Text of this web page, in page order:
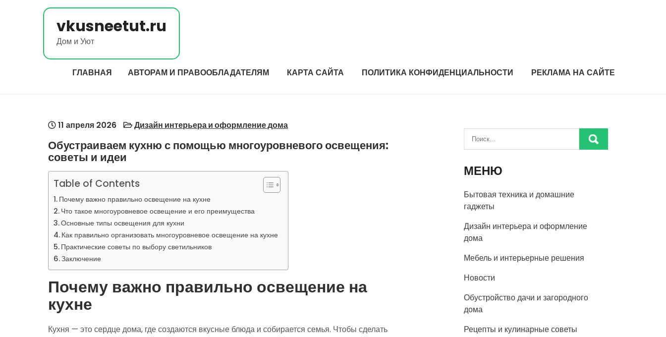
vkusneetut.ru
Дом и Уют
ГЛАВНАЯ АВТОРАМ И ПРАВООБЛАДАТЕЛЯМ КАРТА САЙТА ПОЛИТИКА КОНФИДЕНЦИАЛЬНОСТИ РЕКЛАМА НА САЙТЕ
11 апреля 2026 Дизайн интерьера и оформление дома
Обустраиваем кухню с помощью многоуровневого освещения:
советы и идеи
Table of Contents
Почему важно правильно освещение на кухне
Что такое многоуровневое освещение и его преимущества
Основные типы освещения для кухни
Как правильно организовать многоуровневое освещение на кухне
Практические советы по выбору светильников
Заключение
Почему важно правильно освещение на
кухне
Кухня — это сердце дома, где создаются вкусные блюда и собирается семья. Чтобы сделать
МЕНЮ
Бытовая техника и домашние
гаджеты
Дизайн интерьера и оформление
дома
Мебель и интерьерные решения
Новости
Обустройство дачи и загородного
дома
Рецепты и кулинарные советы